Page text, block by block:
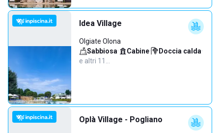
Idea Village
Olgiate Olona
Sabbiosa· Cabine· Doccia calda·
e altri 11…
Oplà Village - Pogliano